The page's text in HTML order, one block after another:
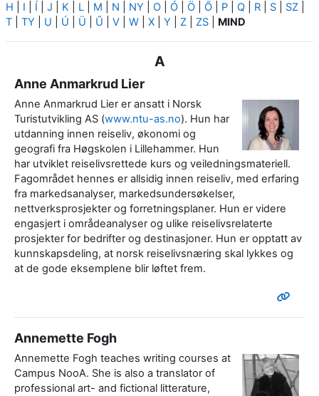
H
I Í J K L M N NY O Ó Ö Ő P Q R S SZ
T
TY U Ú Ü Ű V W X Y Z ZS MIND
A
Anne Anmarkrud Lier
Anne Anmarkrud Lier er ansatt i Norsk
Turistutvikling AS (www.ntu-as.no). Hun har
utdanning innen reiseliv, økonomi og
geografi fra Høgskolen i Lillehammer. Hun
har utviklet reiselivsrettede kurs og veiledningsmateriell.
Fagområdet hennes er allsidig innen reiseliv, med erfaring
fra markedsanalyser, markedsundersøkelser,
nettverksprosjekter og forretningsplaner. Hun er videre
engasjert i områdeanalyser og ulike reiselivsrelaterte
prosjekter for bedrifter og destinasjoner. Hun er opptatt av
kunnskapsdeling, at norsk reiselivsnæring skal lykkes og
at de gode eksemplene blir løftet frem.
Annemette Fogh
Annemette Fogh teaches writing courses at
Campus NooA. She is also a translator of
professional art- and fictional litterature,